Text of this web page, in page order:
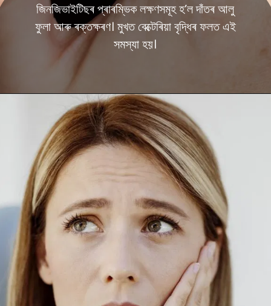
জিনজিভাইটিছৰ প্ৰাৰম্ভিক লক্ষণসমূহ হ’ল দাঁতৰ আলু
ফুলা আৰু ৰক্তক্ষৰণ। মুখত বেক্টেৰিয়া বৃদ্ধিৰ ফলত এই
সমস্যা হয়।